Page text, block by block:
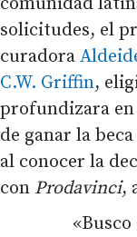
solicitudes, el
curadora
C.W. Griffin,
profundizara en
de ganar la
al conocer la
con Prodavinci,